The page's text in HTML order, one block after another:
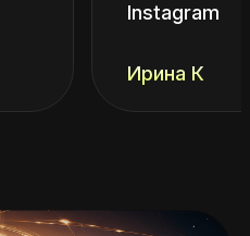
Instagram
Ирина К